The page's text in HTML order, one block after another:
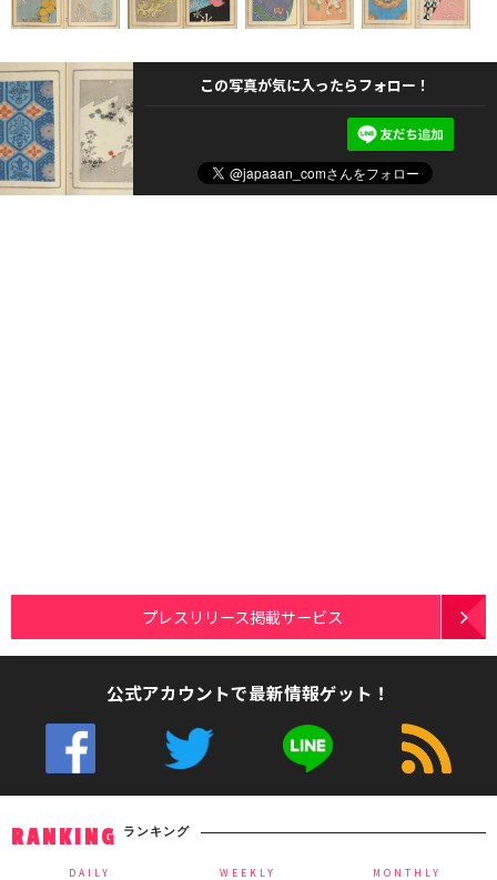
この写真が気に入ったらフォロー！
プレスリリース掲載サービス
公式アカウントで最新情報ゲット！
RANKING ランキング
DAILY WEEKLY MONTHLY